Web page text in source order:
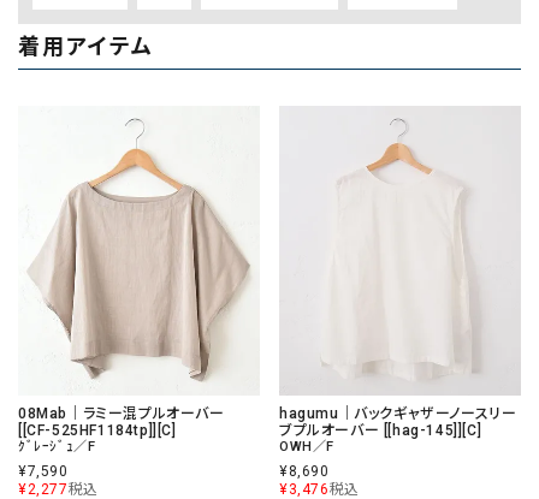
着用アイテム
08Mab｜ラミー混プルオーバー
[[CF-525HF1184tp]][C]
ｸﾞﾚｰｼﾞｭ／F
¥7,590
¥2,277税込
hagumu｜バックギャザーノースリー
ブプルオーバー [[hag-145]][C]
OWH／F
¥8,690
¥3,476税込